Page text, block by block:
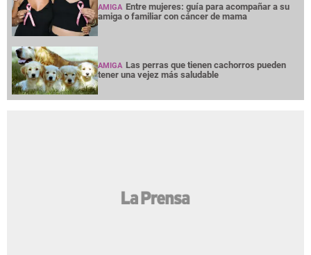
AMIGA Entre mujeres: guía para acompañar a su
amiga o familiar con cáncer de mama
AMIGA Las perras que tienen cachorros pueden
tener una vejez más saludable